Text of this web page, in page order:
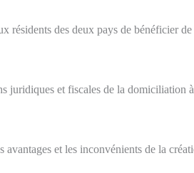
résidents des deux pays de bénéficier de
juridiques et fiscales de la domiciliation à
et les inconvénients de la